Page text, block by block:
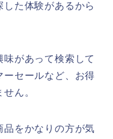
た体験があるから
があって検索して
ーセールなど、お得
ん。
品をかなりの方が気